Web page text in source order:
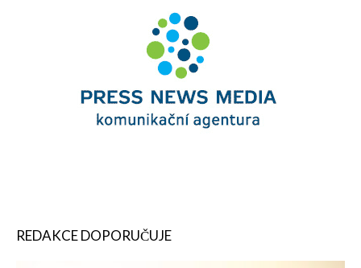
REDAKCE DOPORUČUJE